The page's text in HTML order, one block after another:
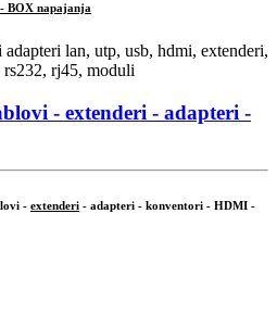
BOX napajanja
- extenderi - adapteri -
- extenderi - adapteri - konventori - HDMI -